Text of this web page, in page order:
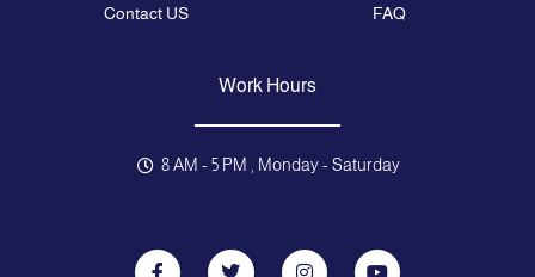
Contact US
FAQ
Work Hours
8 AM - 5 PM , Monday - Saturday
c
e
i
t
s
t
u
t